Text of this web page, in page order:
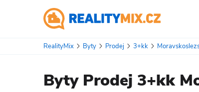
RealityMix Byty Prodej 3+kk
Byty Prodej 3+kk